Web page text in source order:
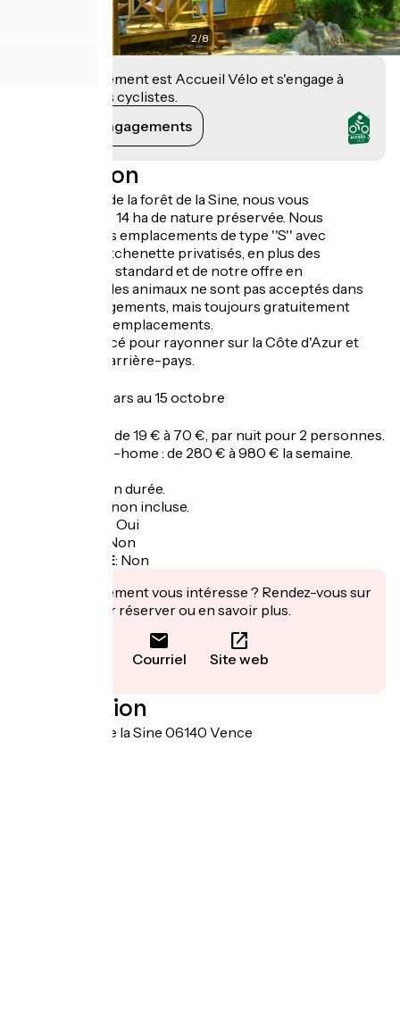
2/8
Cet établissement est Accueil Vélo et s'engage à
accueillir des cyclistes.
Voir ses engagements
Description
Situé au cœur de la forêt de la Sine, nous vous
accueillons sur 14 ha de nature préservée. Nous
proposons, des emplacements de type ''S'' avec
sanitaires et kitchenette privatisés, en plus des
emplacements standard et de notre offre en
hébergement, les animaux ne sont pas acceptés dans
tous les hébergements, mais toujours gratuitement
comme sur les emplacements.
Idéalement placé pour rayonner sur la Côte d'Azur et
découvrir son arrière-pays.
Ouvert du 25 mars au 15 octobre
Emplacement : de 19 € à 70 €, par nuit pour 2 personnes.
Location mobil-home : de 280 € à 980 € la semaine.
Réduction selon durée.
Taxe de séjour non incluse.
Oui
Non
Recharge VAE: Non
Cet établissement vous intéresse ? Rendez-vous sur
leur site pour réserver ou en savoir plus.
Courriel Site web
Localisation
1330 chemin de la Sine 06140 Vence